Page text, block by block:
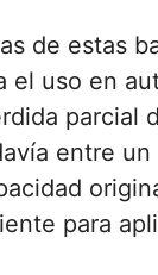
de estas
el uso en
parcial
entre un
para